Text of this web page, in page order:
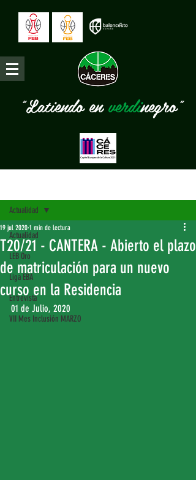
"Latiendo enverdinegro"
Actualidad
LEB Oro
Liga EBA
Entrevista
VII Mes Inclusión MARZO
Actualidad
T20/21 - CANTERA - Abierto el plazo
de matriculación para un nuevo
curso en la Residencia
19 jul 2020 1 min de lectura
01 de Julio, 2020